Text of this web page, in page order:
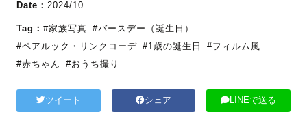
Date： 2024/10
Tag： #家族写真 #バースデー（誕生日）
#ペアルック・リンクコーデ #1歳の誕生日
#フィルム風
#赤ちゃん
#おうち撮り
ツイート シェア LINEで送る